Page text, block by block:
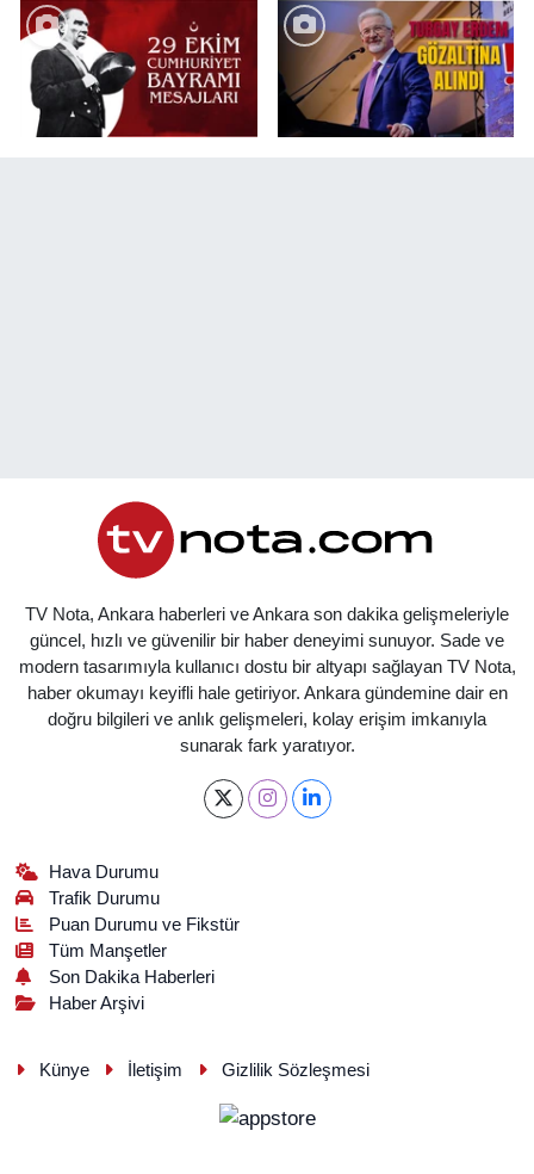
TV Nota, Ankara haberleri ve Ankara son dakika gelişmeleriyle
güncel, hızlı ve güvenilir bir haber deneyimi sunuyor. Sade ve
modern tasarımıyla kullanıcı dostu bir altyapı sağlayan TV Nota,
haber okumayı keyifli hale getiriyor. Ankara gündemine dair en
doğru bilgileri ve anlık gelişmeleri, kolay erişim imkanıyla
sunarak fark yaratıyor.
Hava Durumu
Trafik Durumu
Puan Durumu ve Fikstür
Tüm Manşetler
Son Dakika Haberleri
Haber Arşivi
Künye İletişim Gizlilik Sözleşmesi